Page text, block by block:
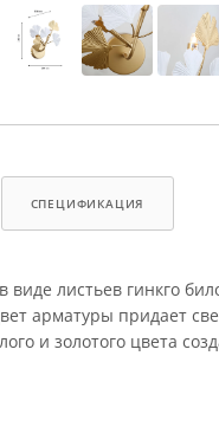
СПЕЦИФИКАЦИЯ
листьев гинкго
арматуры придает
и золотого цвета